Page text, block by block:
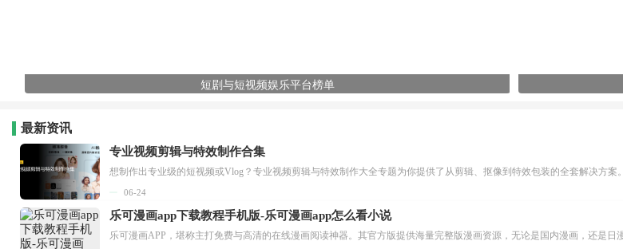
短剧与短视频娱乐平台榜单
最新资讯
专业视频剪辑与特效制作合集
想制作出专业级的短视频或Vlog？专业视频剪辑与特效制作大全专题为你提供了从剪辑、抠像到特效包装的全套解决方
06-24
乐可漫画app下载教程手机版-乐可漫画app怎么看小说